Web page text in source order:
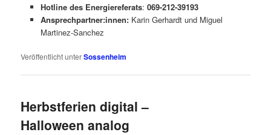
Hotline des Energiereferats: 069-212-39193
Ansprechpartner:innen:Karin Gerhardt und Miguel
Martinez-Sanchez
Veröffentlicht unterSossenheim
Herbstferien digital –
Halloween analog